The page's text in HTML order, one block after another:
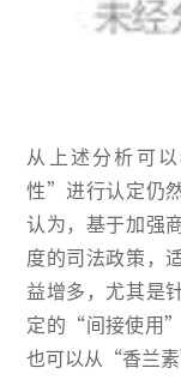
从上述分析可
性”进行认定仍
认为，基于加强
度的司法政策，
益增多，尤其是
定的“间接使用”
也可以从“香兰